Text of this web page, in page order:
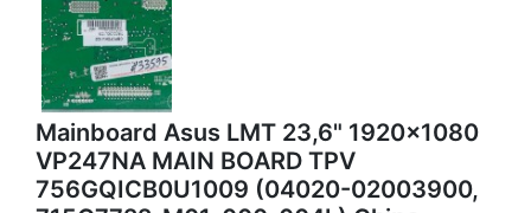
Mainboard Asus LMT 23,6" 1920x1080
VP247NA MAIN BOARD TPV
756GQICB0U1009 (04020-02003900,